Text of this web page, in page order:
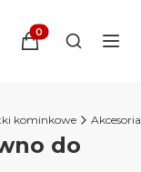
Produkty w
Otwórz
kominkowe Akcesoria
do